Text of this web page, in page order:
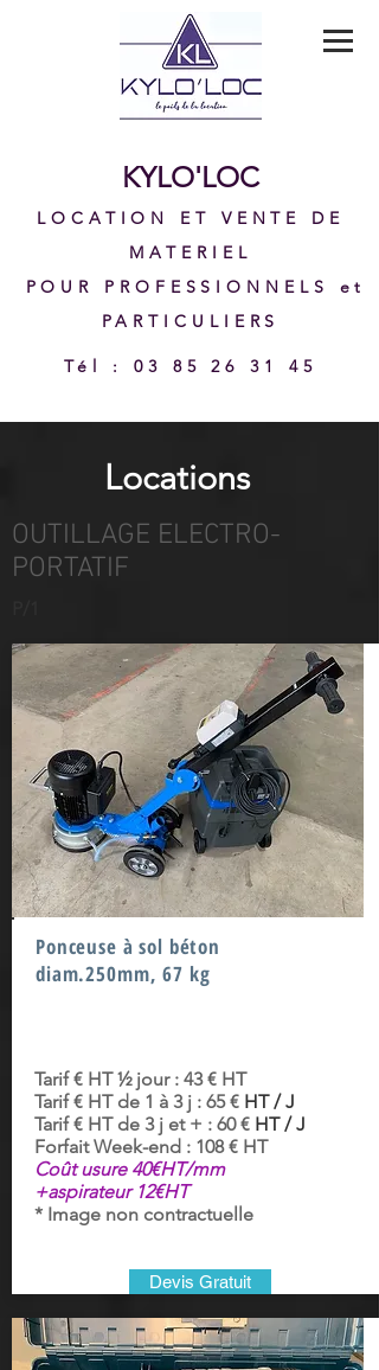
KYLO'LOC
LOCATION ET VENTE DE
MATERIEL
POUR PROFESSIONNELS et
PARTICULIERS
Tél : 03 85 26 31 45
Locations
OUTILLAGE ELECTRO-
PORTATIF
Ponceuse à sol béton
diam.250mm, 67 kg
Tarif € HT ½ jour : 43 € HT
Tarif € HT de 1 à 3 j : 65 € HT / J
Tarif € HT de 3 j et + : 60 € HT / J
Forfait Week-end : 108 € HT
Coût usure 40€HT/mm
+aspirateur 12€HT
* Image non contractuelle
Devis Gratuit